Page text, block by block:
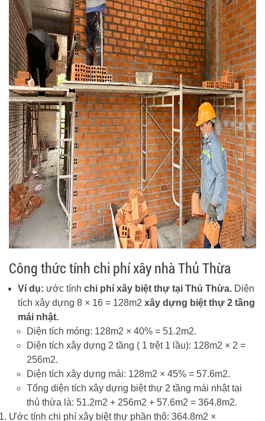
Công thức tính chi phí xây nhà Thủ Thừa
Ví dụ: ước tính chi phí xây biệt thự tại Thủ Thừa. Diện
tích xây dựng 8 × 16 = 128m2 xây dựng biệt thự 2 tầng
mái nhật.
Diện tích móng: 128m2 × 40% = 51.2m2.
Diện tích xây dựng 2 tầng ( 1 trệt 1 lầu): 128m2 × 2 =
256m2.
Diện tích xây dựng mái: 128m2 × 45% = 57.6m2.
Tổng diện tích xây dựng biệt thự 2 tầng mái nhật tại
thủ thừa là: 51.2m2 + 256m2 + 57.6m2 = 364.8m2.
Ước tính chi phí xây biệt thự phần thô: 364.8m2 ×